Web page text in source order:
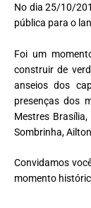
No dia 25/10/
pública para o
Foi um
construir de
anseios dos
presenças dos
Mestres
Sombrinha,
Convidamos
momento